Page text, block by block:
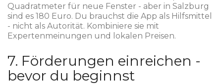
Quadratmeter für neue Fenster - aber in Salzburg
sind es 180 Euro. Du brauchst die App als Hilfsmittel
- nicht als Autorität. Kombiniere sie mit
Expertenmeinungen und lokalen Preisen.
7. Förderungen einreichen -
bevor du beginnst